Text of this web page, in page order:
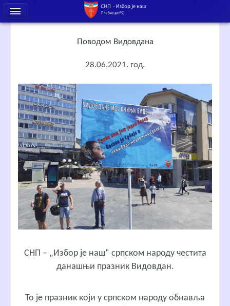
Поводом Видовдана
28.06.2021. год.
СНП – „Избор је наш“ српском народу честита
данашњи празник Видовдан.
То је празник који у српском народу обнавља